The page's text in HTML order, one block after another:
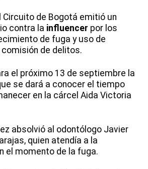
Circuito de Bogotá emitió un
contra la influencer por los
de fuga y uso de
de delitos.
el próximo 13 de septiembre la
se dará a conocer el tiempo
en la cárcel Aida Victoria
absolvió al odontólogo Javier
quien atendía a la
el momento de la fuga.